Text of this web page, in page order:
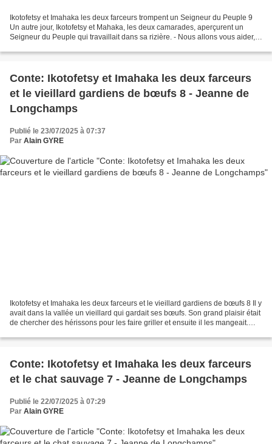
Ikotofetsy et Imahaka les deux farceurs trompent un Seigneur du Peuple 9
Un autre jour, Ikotofetsy et Mahaka, les deux camarades, aperçurent un
Seigneur du Peuple qui travaillait dans sa rizière. - Nous allons vous aider,
Conte: Ikotofetsy et Imahaka les deux farceurs
et le vieillard gardiens de bœufs 8 - Jeanne de
Longchamps
Publié le 23/07/2025 à 07:37
Par Alain GYRE
Ikotofetsy et Imahaka les deux farceurs et le vieillard gardiens de bœufs 8 Il y
avait dans la vallée un vieillard qui gardait ses bœufs. Son grand plaisir était
de chercher des hérissons pour les faire griller et ensuite il les mangeait.
Conte: Ikotofetsy et Imahaka les deux farceurs
et le chat sauvage 7 - Jeanne de Longchamps
Publié le 22/07/2025 à 07:29
Par Alain GYRE